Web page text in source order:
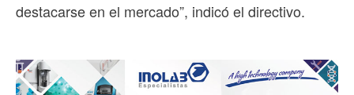
destacarse en el mercado”, indicó el directivo.